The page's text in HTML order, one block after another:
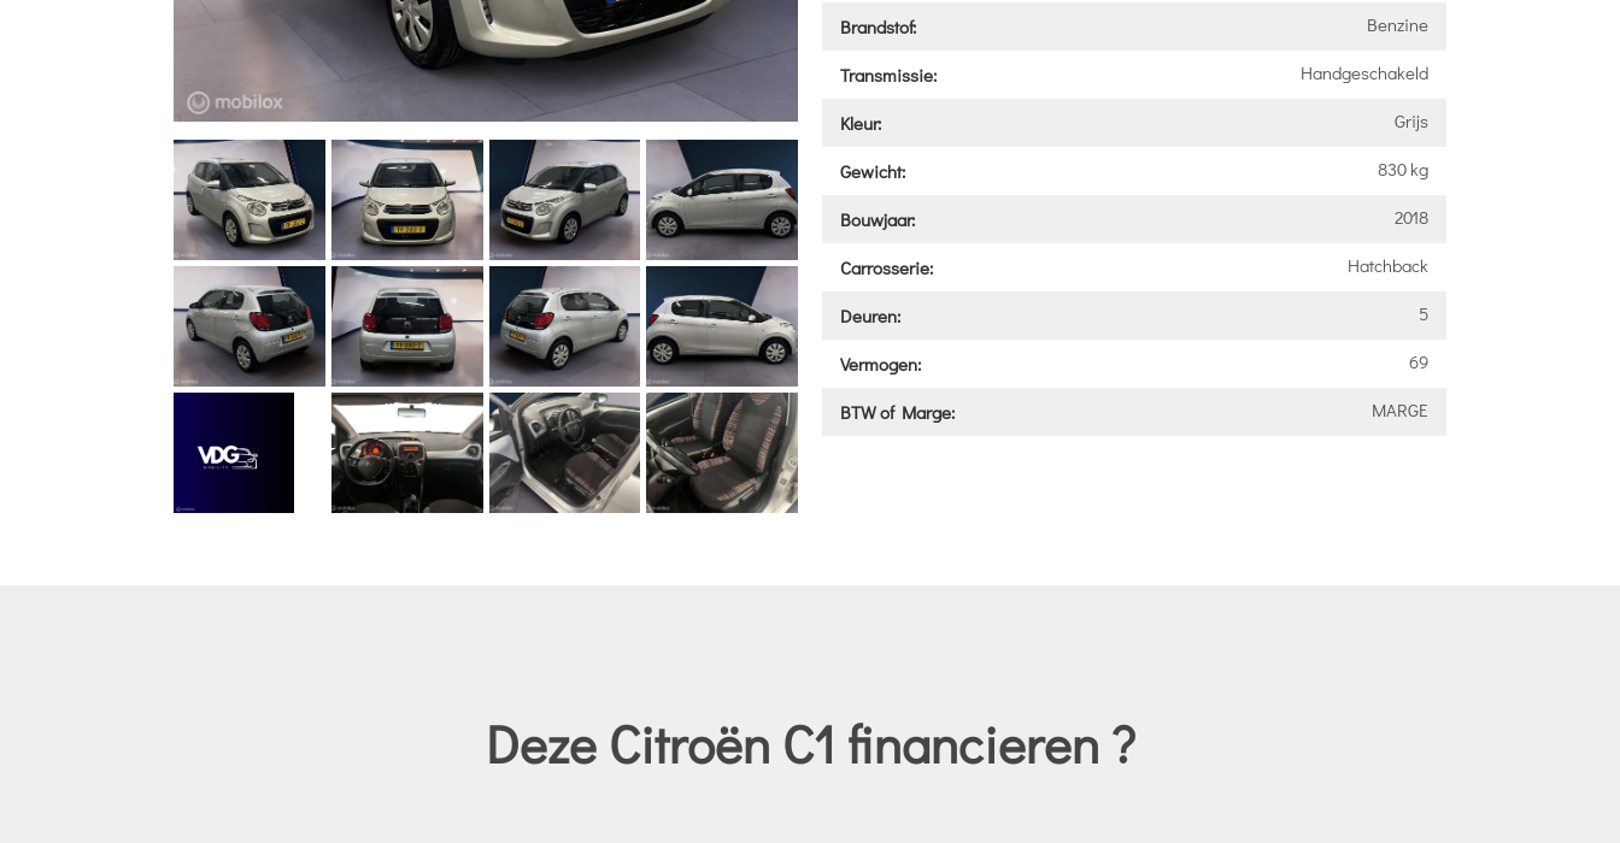
Brandstof: Benzine
Transmissie: Handgeschakeld
Kleur: Grijs
Gewicht: 830 kg
Bouwjaar: 2018
Carrosserie: Hatchback
Deuren: 5
Vermogen: 69
BTW of Marge: MARGE
Deze Citroën C1 financieren ?